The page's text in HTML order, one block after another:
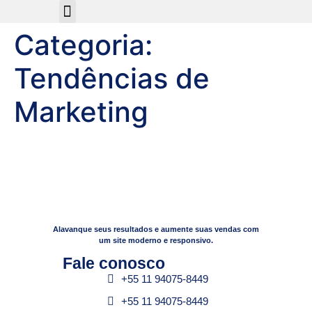
Categoria:
Tendências de
Marketing
Alavanque seus resultados e aumente suas vendas com
um site moderno e responsivo.
Fale conosco​
+55 11 94075-8449
+55 11 94075-8449